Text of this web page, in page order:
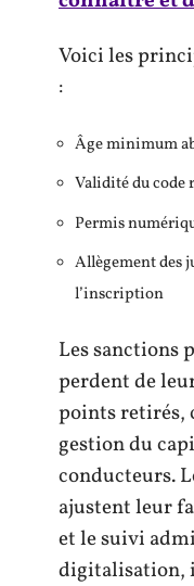
Voici les
:
Âge minimum
Validité du code
Permis
Allègement des
l’inscription
Les sanctions
perdent de
points retirés,
gestion du
conducteurs.
ajustent leur
et le suivi
digitalisation,